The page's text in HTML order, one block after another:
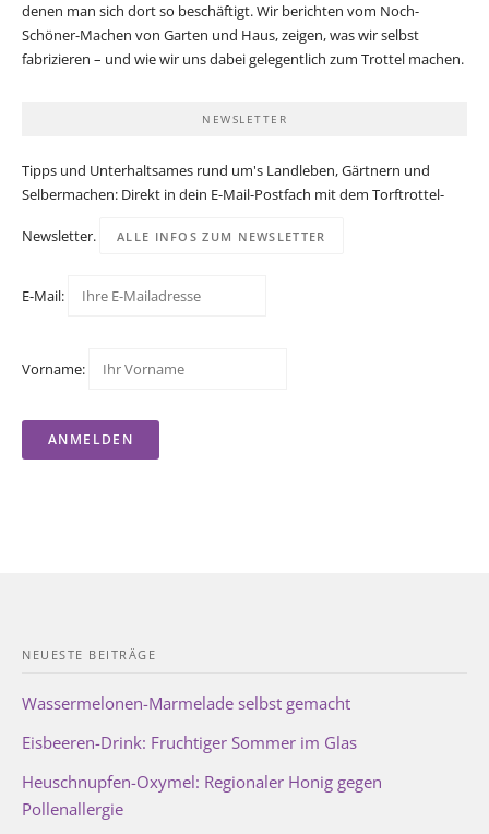
denen man sich dort so beschäftigt. Wir berichten vom Noch-
Schöner-Machen von Garten und Haus, zeigen, was wir selbst
fabrizieren – und wie wir uns dabei gelegentlich zum Trottel machen.
NEWSLETTER
Tipps und Unterhaltsames rund um's Landleben, Gärtnern und
Selbermachen: Direkt in dein E-Mail-Postfach mit dem Torftrottel-
Newsletter. ALLE INFOS ZUM NEWSLETTER
E-Mail:
Vorname:
NEUESTE BEITRÄGE
Wassermelonen-Marmelade selbst gemacht
Eisbeeren-Drink: Fruchtiger Sommer im Glas
Heuschnupfen-Oxymel: Regionaler Honig gegen
Pollenallergie